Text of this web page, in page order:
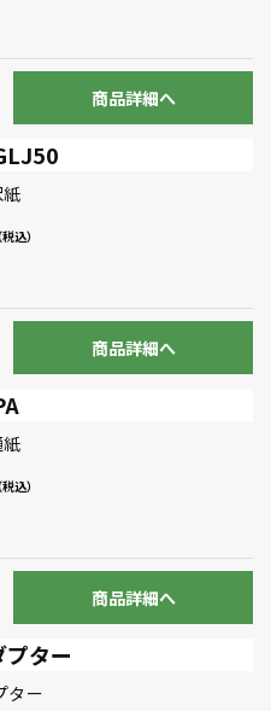
商品詳細へ
商品詳細へ
紙
商品詳細へ
ター
ター